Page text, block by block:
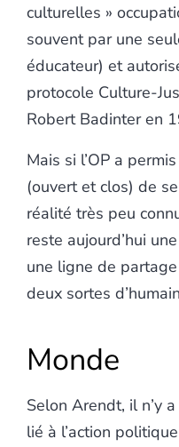
culturelles »
souvent par une
éducateur) et
protocole Culture-
Robert Badinter en
Mais si l’OP a
(ouvert et clos) de
réalité très peu
reste aujourd’hui
une ligne de
deux sortes
Monde
Selon Arendt, il n’y
lié à l’action